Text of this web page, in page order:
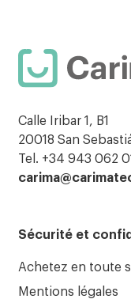
Calle Iribar 1, B1
20018 San
Tel. +34 943 062
Sécurité et
Achetez en toute
Mentions légales